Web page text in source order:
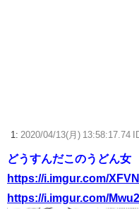
【ウマ娘】ディザイアの謎ポ
【競馬】G1・2勝 アスコリピ
Powered by livedoor 相互
1: 2020/04/13(月) 13:58:17.74
どうすんだこのうどん女
https://i.imgur.com/
https://i.imgur.com/